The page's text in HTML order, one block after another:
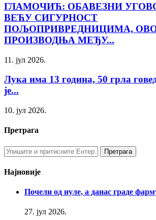
ГЛАМОЧИЋ: ОБАВЕЗНИ
ВЕЋУ СИГУРНОСТ
ПОЉОПРИВРЕДНИЦИМА,
ПРОИЗВОДЊА МЕЂУ...
11. јул 2026.
Лука има 13 година, 50 грла
је...
10. јул 2026.
Претрага
Најновије
Почели од нуле, а данас граде
27. јул 2026.